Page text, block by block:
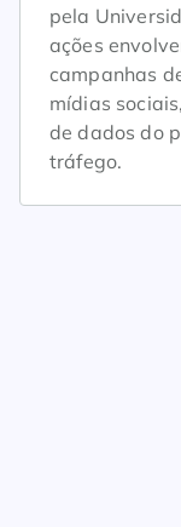
pela
ações
campanhas
mídias
de dados do
tráfego.